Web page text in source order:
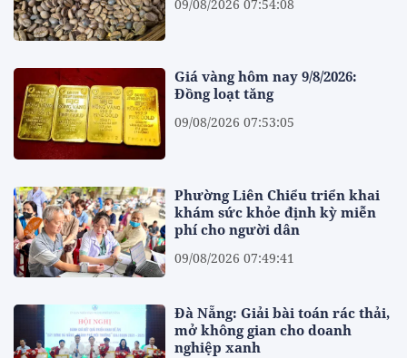
09/08/2026 07:54:08
Giá vàng hôm nay 9/8/2026:
Đồng loạt tăng
09/08/2026 07:53:05
Phường Liên Chiểu triển khai
khám sức khỏe định kỳ miễn
phí cho người dân
09/08/2026 07:49:41
Đà Nẵng: Giải bài toán rác thải,
mở không gian cho doanh
nghiệp xanh